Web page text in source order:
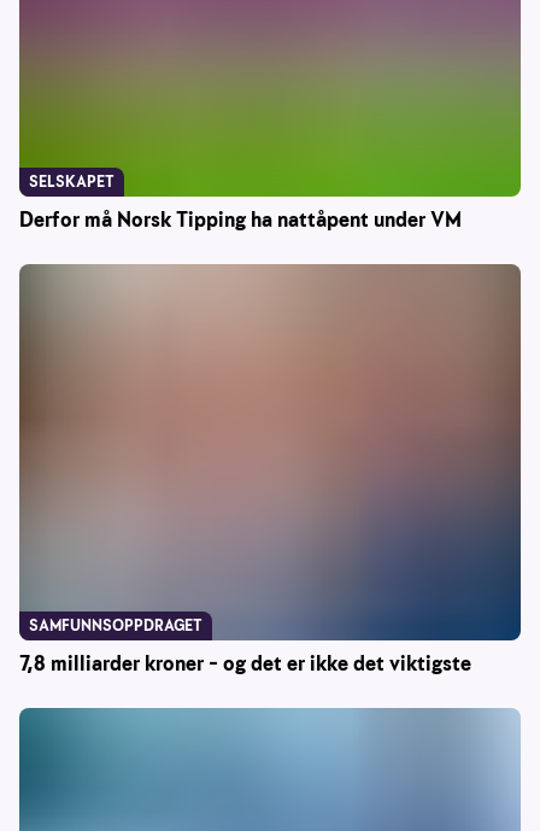
Derfor må Norsk Tipping ha nattåpent under VM
SELSKAPET
7,8 milliarder kroner – og det er ikke det viktigste
SAMFUNNSOPPDRAGET